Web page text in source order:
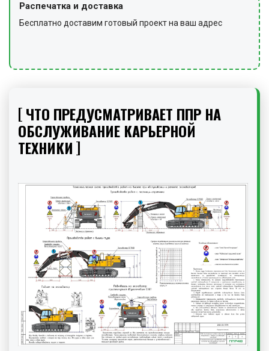
Распечатка и доставка
Бесплатно доставим готовый проект на ваш адрес
ЧТО ПРЕДУСМАТРИВАЕТ ППР НА
ОБСЛУЖИВАНИЕ КАРЬЕРНОЙ
ТЕХНИКИ